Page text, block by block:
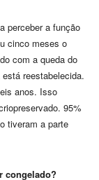
perceber a função
cinco meses o
com a queda do
reestabelecida.
anos. Isso
95%
tiveram a parte
congelado?